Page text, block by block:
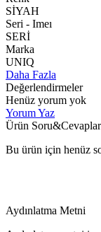
SİYAH
Seri - Imeı
SERİ
Marka
UNIQ
Daha Fazla
Değerlendirmeler
Henüz yorum yok
Yorum Yaz
Ürün
Bu ürün için henüz
Aydınlatma Metni